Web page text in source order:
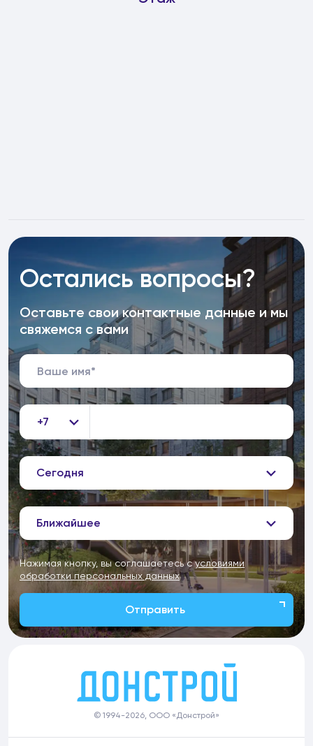
Остались вопросы?
Оставьте свои контактные данные и мы
свяжемся с вами
+7
Сегодня
Ближайшее
Нажимая кнопку, вы соглашаетесь сусловиями
обработки персональных данных
Отправить
© 1994-2026, ООО «Донстрой»